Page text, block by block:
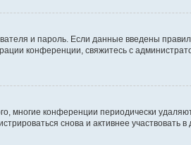
и пароль. Если данные введены
конференции, свяжитесь с
многие конференции периодически
снова и активнее участвовать в